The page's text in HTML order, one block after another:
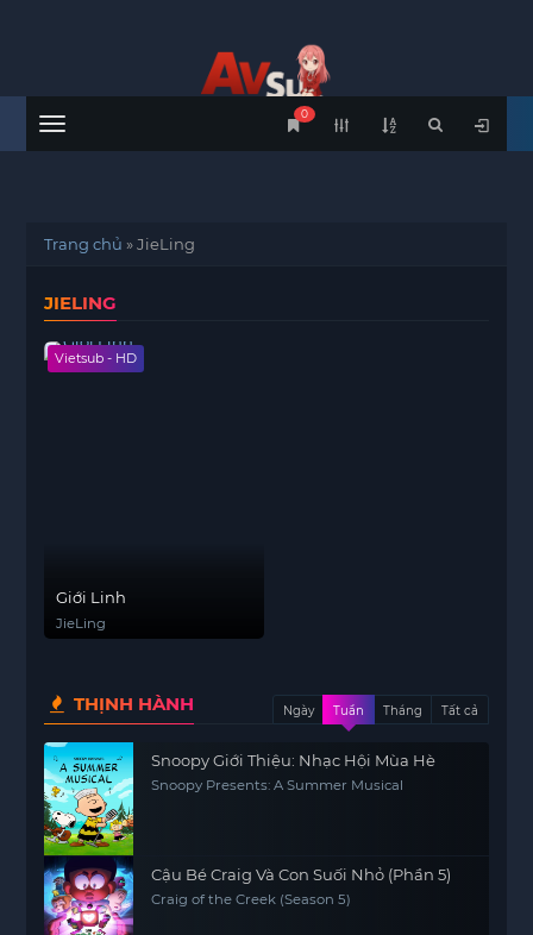
Menu
0
Trang chủ »JieLing
JIELING
Vietsub - HD
Giới Linh
JieLing
THỊNH HÀNH Ngày Tuần Tháng Tất cả
Snoopy Giới Thiệu: Nhạc Hội Mùa Hè
Snoopy Presents: A Summer Musical
Cậu Bé Craig Và Con Suối Nhỏ (Phần 5)
Craig of the Creek (Season 5)